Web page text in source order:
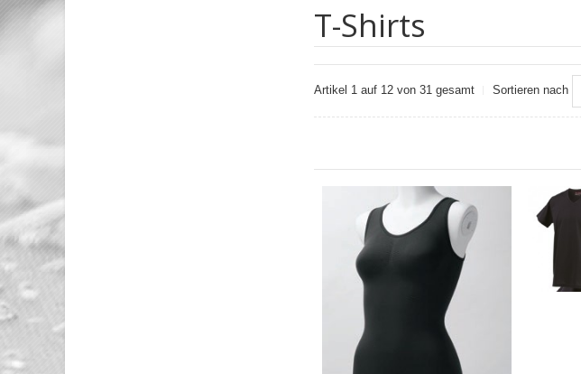
T-Shirts
Artikel 1 auf 12 von 31 gesamt Sortieren nach